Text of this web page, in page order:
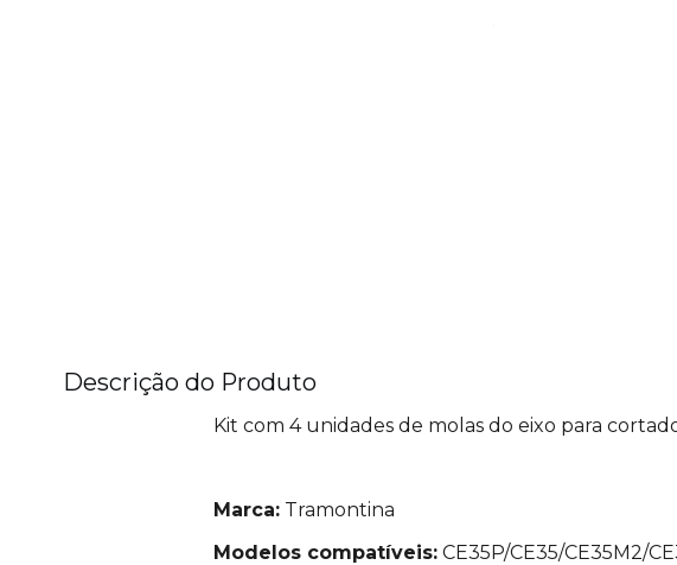
Descrição do Produto
Kit com 4 unidades de molas do eixo para
Marca: Tramontina
Modelos compatíveis: CE35P/CE35/CE35M2/